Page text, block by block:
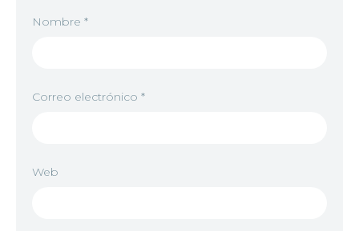
Nombre *
Correo electrónico *
Web